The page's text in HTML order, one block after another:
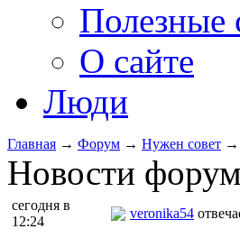
Полезные
О сайте
Люди
Главная → Форум → Нужен совет →
Новости
сегодня в
12:24
veronika54